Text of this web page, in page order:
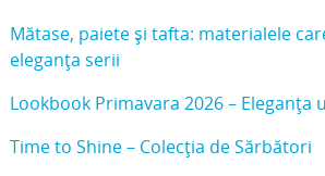
Mătase, paiete și tafta: materialele
eleganța serii
Lookbook Primavara 2026 – Eleganța
Time to Shine – Colecția de Sărbători